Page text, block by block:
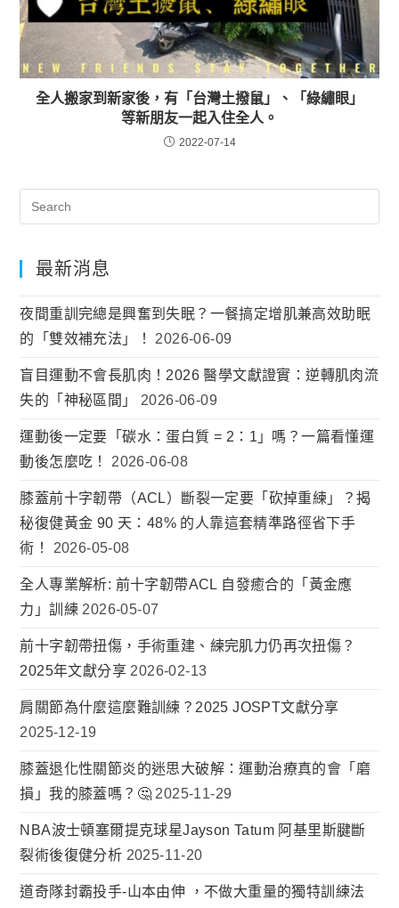
全人搬家到新家後，有「台灣土撥鼠」、「綠繡眼」
等新朋友一起入住全人。
2022-07-14
最新消息
夜間重訓完總是興奮到失眠？一餐搞定增肌兼高效助眠
的「雙效補充法」！
2026-06-09
盲目運動不會長肌肉！2026 醫學文獻證實：逆轉肌肉流
失的「神秘區間」
2026-06-09
運動後一定要「碳水：蛋白質 = 2：1」嗎？一篇看懂運
動後怎麼吃！
2026-06-08
膝蓋前十字韌帶（ACL）斷裂一定要「砍掉重練」？揭
秘復健黃金 90 天：48% 的人靠這套精準路徑省下手
術！
2026-05-08
全人專業解析: 前十字韌帶ACL 自發癒合的「黃金應
力」訓練 2026-05-07
前十字韌帶扭傷，手術重建、練完肌力仍再次扭傷？
2025年文獻分享 2026-02-13
肩關節為什麼這麼難訓練？2025 JOSPT文獻分享
2025-12-19
膝蓋退化性關節炎的迷思大破解：運動治療真的會「磨
損」我的膝蓋嗎？🤔 2025-11-29
NBA波士頓塞爾提克球星Jayson Tatum 阿基里斯腱斷
裂術後復健分析 2025-11-20
道奇隊封霸投手-山本由伸 ，不做大重量的獨特訓練法